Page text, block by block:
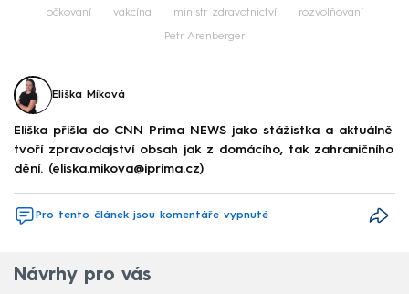
očkování vakcína ministr zdravotnictví rozvolňování
Petr Arenberger
Eliška Míková
Eliška přišla do CNN Prima NEWS jako stážistka a aktuálně
tvoří zpravodajství obsah jak z domácího, tak zahraničního
dění. (eliska.mikova@iprima.cz)
Pro tento článek jsou komentáře vypnuté
Návrhy pro vás